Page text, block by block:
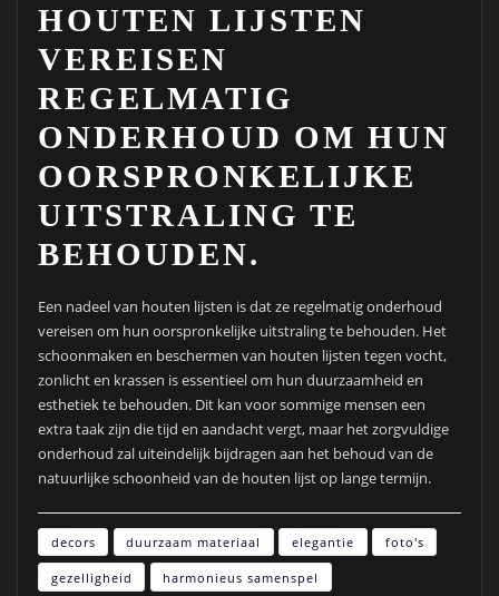
HOUTEN LIJSTEN
VEREISEN
REGELMATIG
ONDERHOUD OM HUN
OORSPRONKELIJKE
UITSTRALING TE
BEHOUDEN.
Een nadeel van houten lijsten is dat ze regelmatig onderhoud
vereisen om hun oorspronkelijke uitstraling te behouden. Het
schoonmaken en beschermen van houten lijsten tegen vocht,
zonlicht en krassen is essentieel om hun duurzaamheid en
esthetiek te behouden. Dit kan voor sommige mensen een
extra taak zijn die tijd en aandacht vergt, maar het zorgvuldige
onderhoud zal uiteindelijk bijdragen aan het behoud van de
natuurlijke schoonheid van de houten lijst op lange termijn.
decors duurzaam materiaal elegantie foto's
gezelligheid harmonieus samenspel